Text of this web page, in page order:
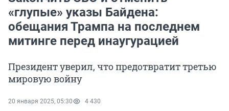
«глупые» указы Байдена:
обещания Трампа на последнем
митинге перед инаугурацией
Президент уверил, что предотвратит третью
мировую войну
20 января 2025, 05:30 4 430